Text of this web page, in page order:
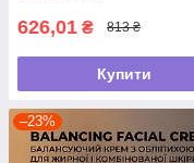
626,01 ₴ 813 ₴
Купити
–23%